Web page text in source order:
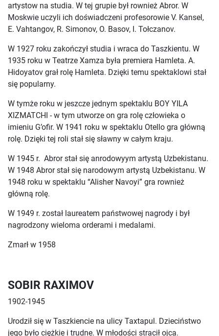
artystow na studia. W tej grupie był rownież Abror. W
Moskwie uczyli ich doświadczeni profesorowie V. Kansel,
E. Vahtangov, R. Simonov, O. Basov, I. Tołczanov.
W 1927 roku zakończył studia i wraca do Taszkientu. W
1935 roku w Teatrze Xamza była premiera Hamleta. A.
Hidoyatov grał rolę Hamleta. Dzięki temu spektaklowi stał
się popularny.
W tymże roku w jeszcze jednym spektaklu BOY YILA
XIZMATCHI - w tym utworze on gra rolę człowieka o
imieniu G’ofir. W 1941 roku w spektaklu Otello gra główną
rolę. Dzięki tej roli stał się sławny w całym kraju.
W 1945 r. Abror stał się anrodowyym artystą Uzbekistanu.
W 1948 Abror stał się narodowym artystą Uzbekistanu. W
1948 roku w spektaklu “Alisher Navoyi” gra rownież
główną rolę.
W 1949 r. został laureatem państwowej nagrody i był
nagrodzony wieloma orderami i medalami.
Zmarł w 1958
SOBIR RAXIMOV
1902-1945
Urodził się w Taszkiencie na ulicy Taxtapul. Dzieciństwo
jego było ciężkie i trudne. W młodości stracił ojca.